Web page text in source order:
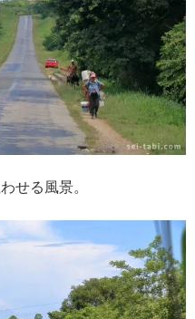
せる風景。